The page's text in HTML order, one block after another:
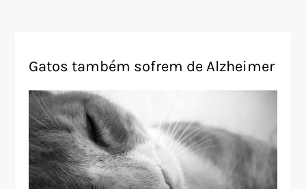
Gatos também sofrem de Alzheimer